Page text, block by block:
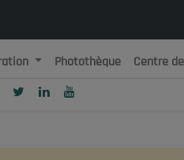
et Populaire
Photothèque Centre